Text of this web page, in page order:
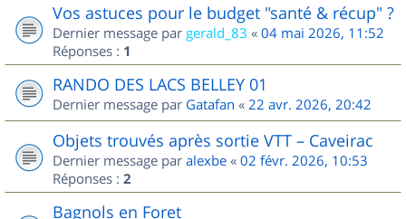
Vos astuces pour le budget "santé & récup" ?
Dernier message par gerald_83 « 04 mai 2026, 11:52
Réponses : 1
RANDO DES LACS BELLEY 01
Dernier message par Gatafan « 22 avr. 2026, 20:42
Objets trouvés après sortie VTT – Caveirac
Dernier message par alexbe « 02 févr. 2026, 10:53
Réponses : 2
Bagnols en Foret